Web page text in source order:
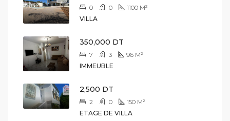
0 0 1100 M²
VILLA
350,000 DT
7 3 96 M²
IMMEUBLE
2,500 DT
2 0 150 M²
ETAGE DE VILLA